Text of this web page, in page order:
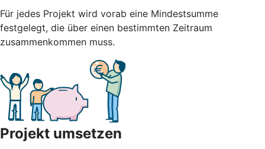
Für jedes Projekt wird vorab eine Mindestsumme
festgelegt, die über einen bestimmten Zeitraum
zusammenkommen muss.
Projekt umsetzen